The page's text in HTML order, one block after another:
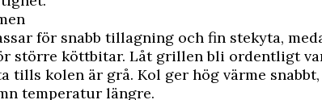
för snabb tillagning och fin stekyta,
större köttbitar. Låt grillen bli ordentligt
tills kolen är grå. Kol ger hög värme
temperatur längre.